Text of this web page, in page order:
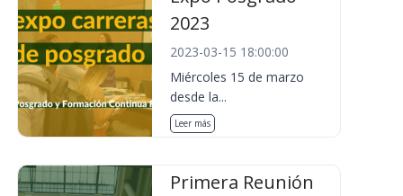
2023
2023-03-15 18:00:00
Miércoles 15 de marzo
desde la...
Leer más
Primera Reunión